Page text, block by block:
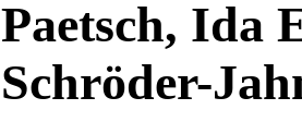
Paetsch, Ida
Schröder-